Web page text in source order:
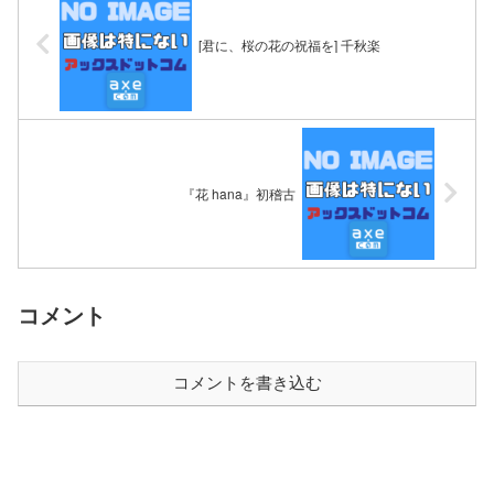
[君に、桜の花の祝福を] 千秋楽
『花 hana』初稽古
コメント
コメントを書き込む